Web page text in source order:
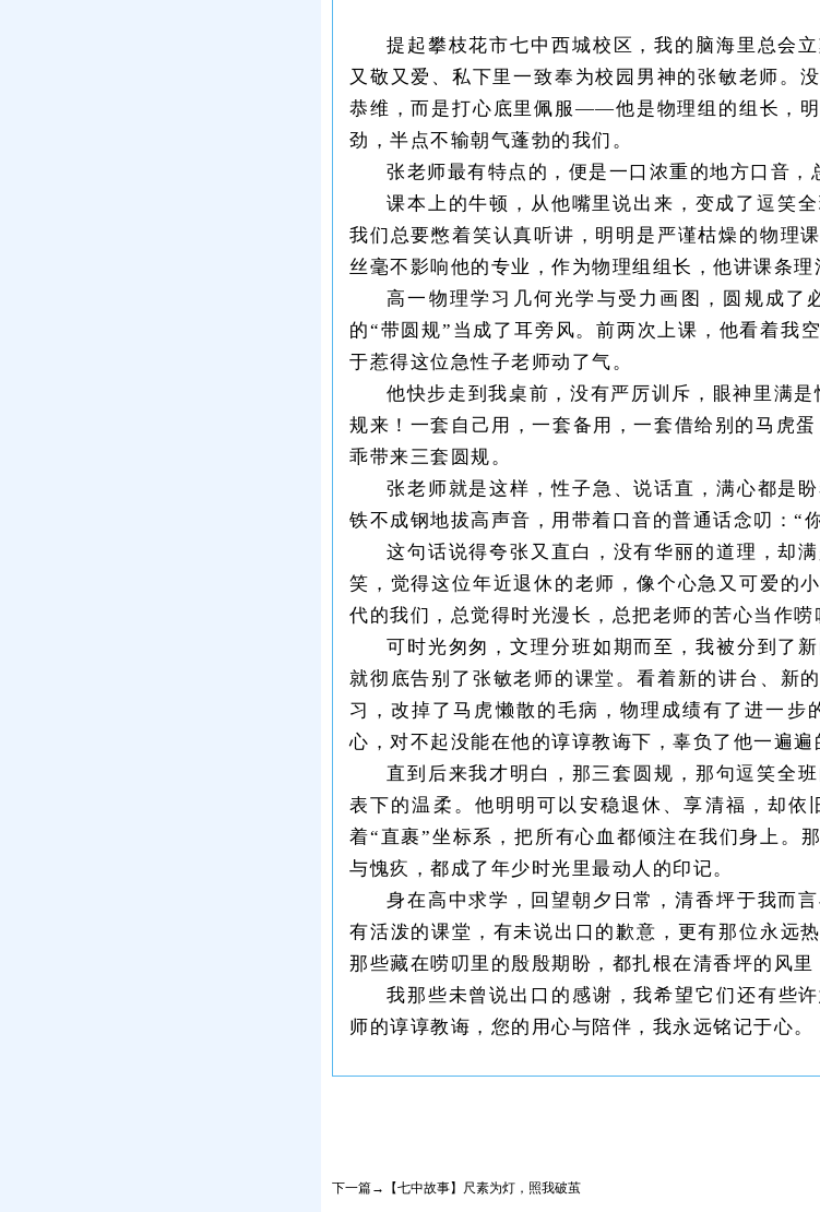
提起攀枝花市七中西城校区，我的脑海里总会
又敬又爱、私下里一致奉为校园男神的张敏老师。
恭维，而是打心底里佩服——他是物理组的组长，
劲，半点不输朝气蓬勃的我们。
张老师最有特点的，便是一口浓重的地方口音，
课本上的牛顿，从他嘴里说出来，变成了逗笑
我们总要憋着笑认真听讲，明明是严谨枯燥的物理
丝毫不影响他的专业，作为物理组组长，他讲课条
高一物理学习几何光学与受力画图，圆规成了
的“带圆规”当成了耳旁风。前两次上课，他看着我
于惹得这位急性子老师动了气。
他快步走到我桌前，没有严厉训斥，眼神里满
规来！一套自己用，一套备用，一套借给别的马虎
乖带来三套圆规。
张老师就是这样，性子急、说话直，满心都是
铁不成钢地拔高声音，用带着口音的普通话念叨：“
这句话说得夸张又直白，没有华丽的道理，却
笑，觉得这位年近退休的老师，像个心急又可爱的
代的我们，总觉得时光漫长，总把老师的苦心当作
可时光匆匆，文理分班如期而至，我被分到了
就彻底告别了张敏老师的课堂。看着新的讲台、新
习，改掉了马虎懒散的毛病，物理成绩有了进一
心，对不起没能在他的谆谆教诲下，辜负了他一遍遍
直到后来我才明白，那三套圆规，那句逗笑全
表下的温柔。他明明可以安稳退休、享清福，却
着“直裹”坐标系，把所有心血都倾注在我们身上。
与愧疚，都成了年少时光里最动人的印记。
身在高中求学，回望朝夕日常，清香坪于我而
有活泼的课堂，有未说出口的歉意，更有那位永远
那些藏在唠叨里的殷殷期盼，都扎根在清香坪的风
我那些未曾说出口的感谢，我希望它们还有些
师的谆谆教诲，您的用心与陪伴，我永远铭记于心。
下一篇→【七中故事】尺素为灯，照我破茧